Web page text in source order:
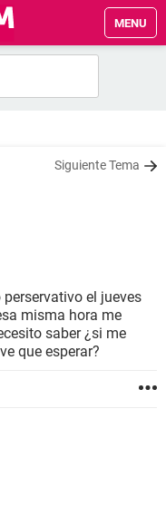
MENU
Siguiente Tema
el jueves
misma hora me
saber ¿si me
que esperar?